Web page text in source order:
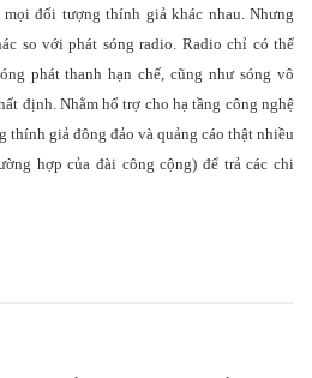
đối tượng thính giả khác nhau. Nhưng
so với phát sóng radio. Radio chỉ có thể
phát thanh hạn chế, cũng như sóng vô
định. Nhằm hổ trợ cho hạ tầng công nghệ
thính giả đông đảo và quảng cáo thật nhiều
hợp của đài công cộng) để trả các chi